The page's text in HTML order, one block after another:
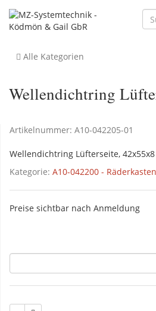
Alle Kategorien
Wellendichtring
Artikelnummer: A10-042205-01
Wellendichtring Lüfterseite, 42x55x8
Kategorie: A10-042200 - Räderkasten
Preise sichtbar nach Anmeldung